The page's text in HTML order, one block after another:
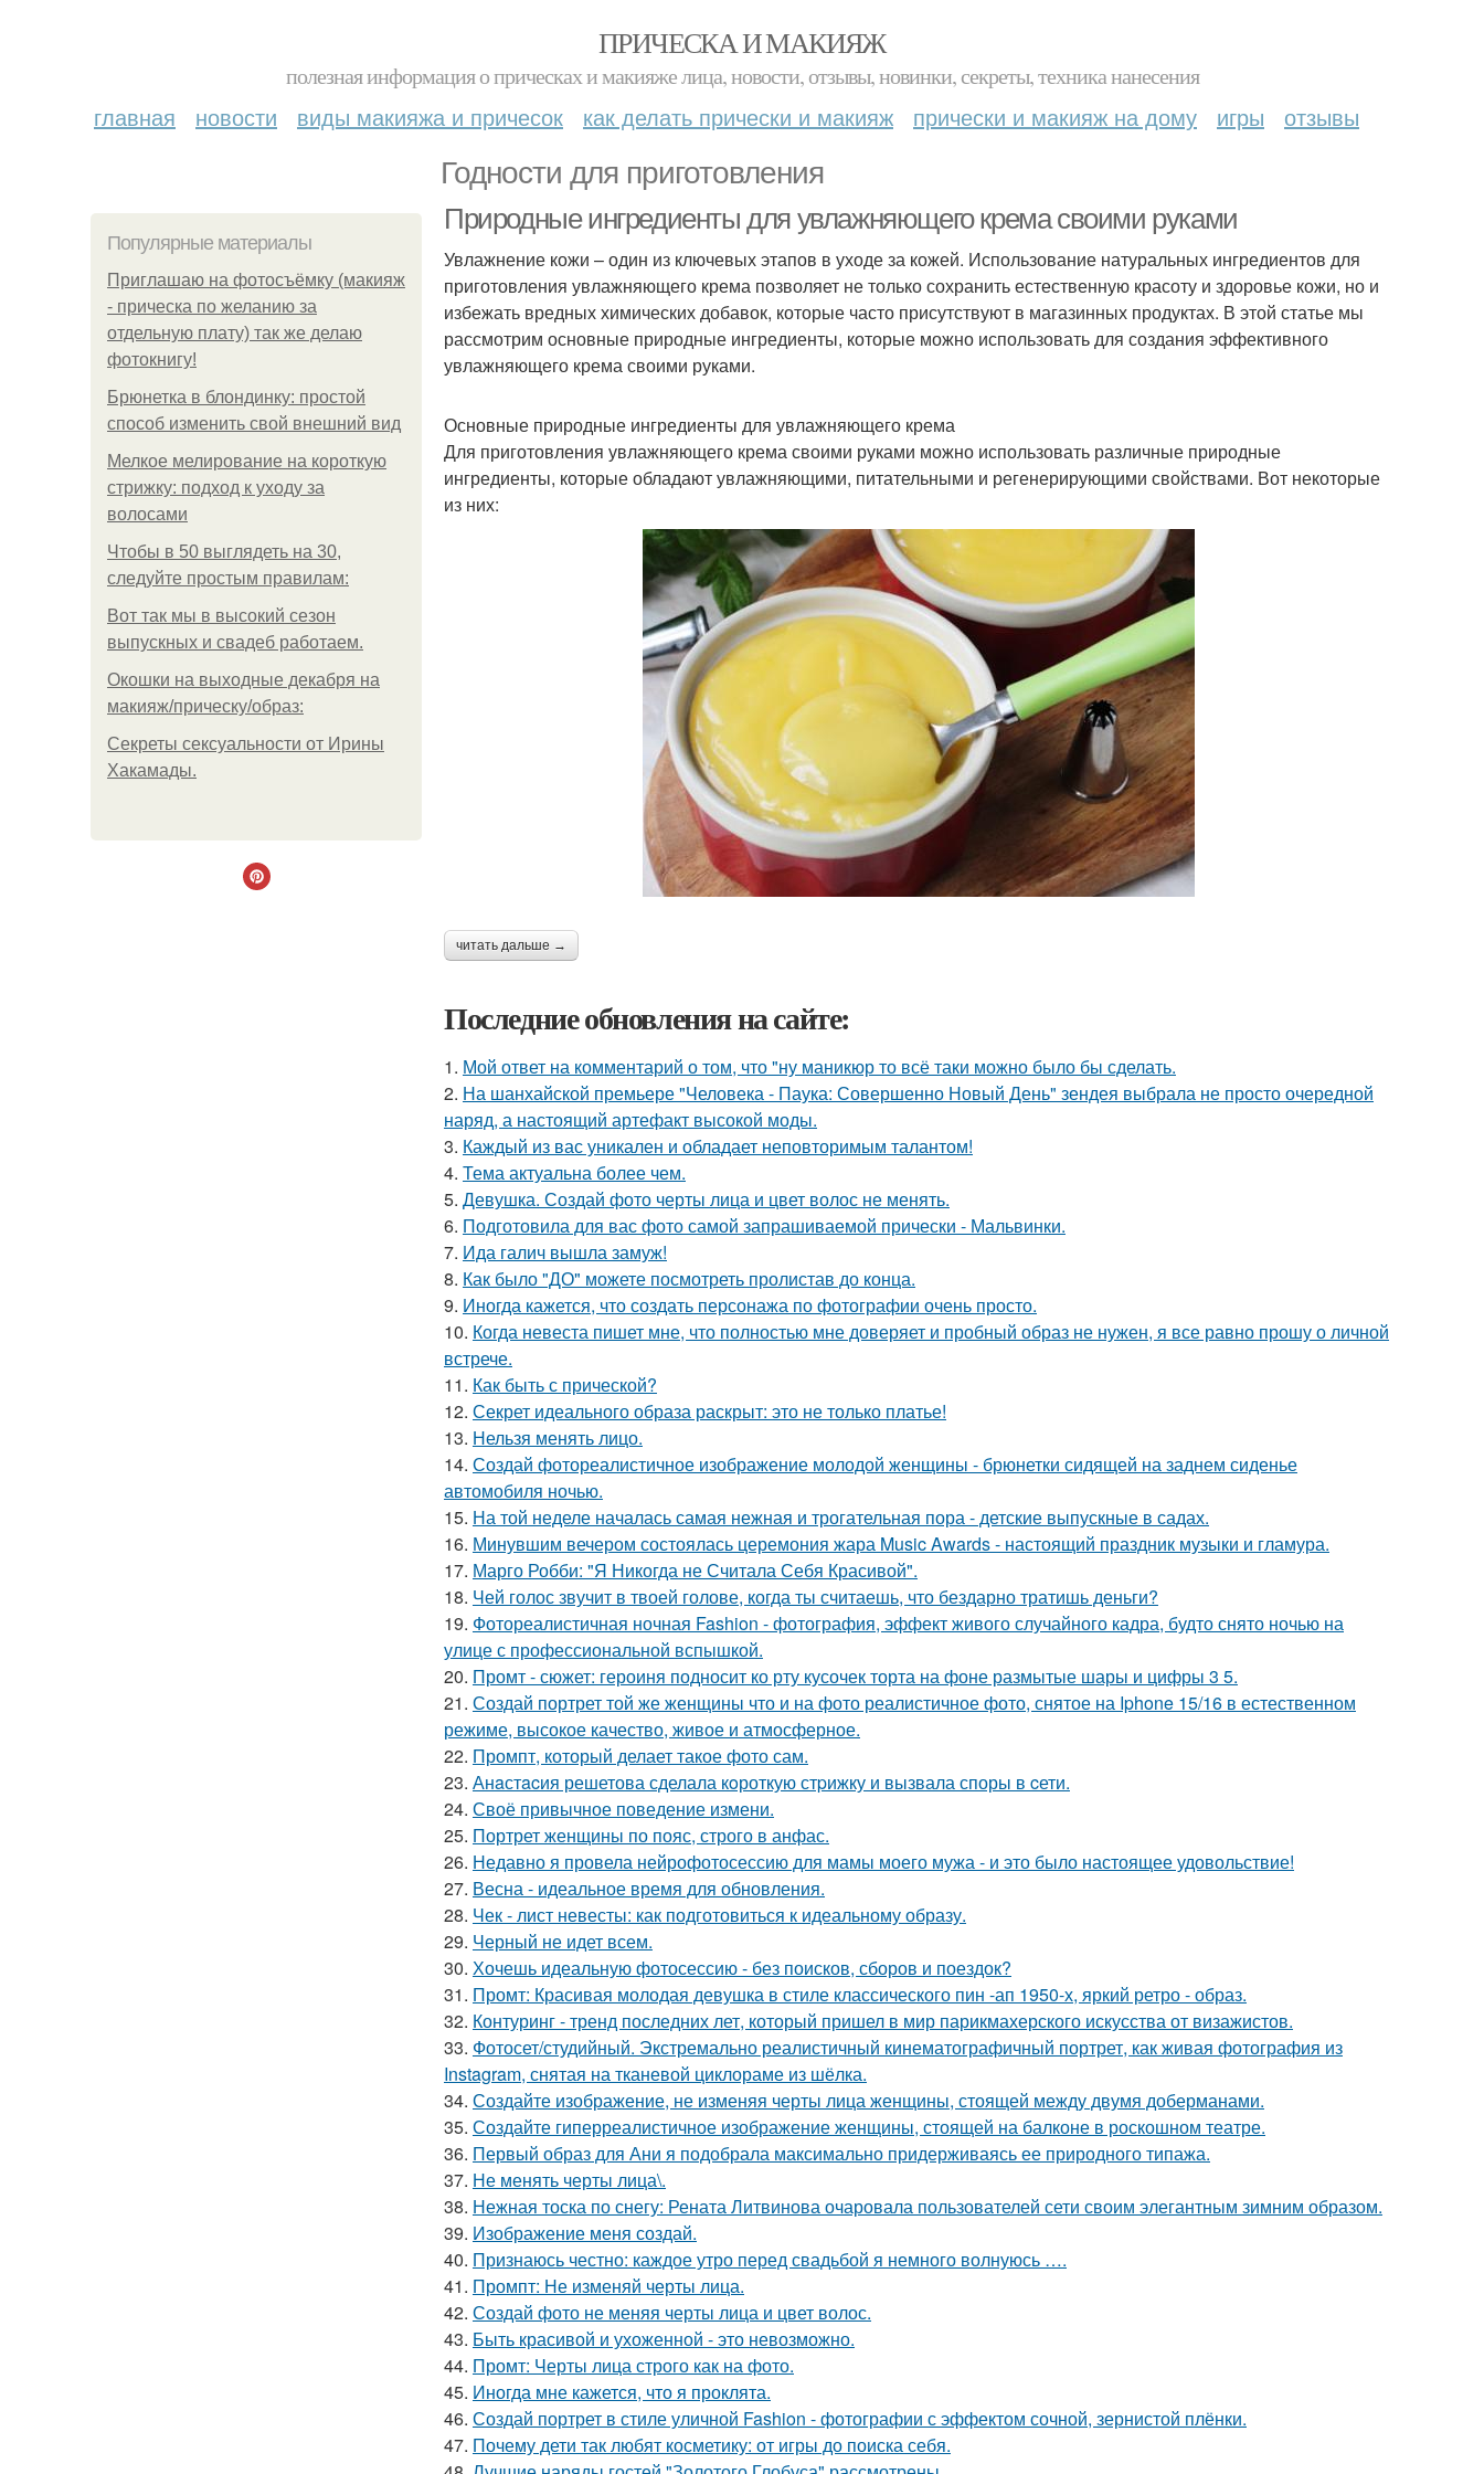
ПРИЧЕСКА И МАКИЯЖ
полезная информация о прическах и макияже лица, новости, отзывы, новинки, секреты, техника нанесения
главная новости виды макияжа и причесок как делать прически и макияж прически и макияж на дому игры отзывы
Годности для приготовления
Популярные материалы
Приглашаю на фотосъёмку (макияж
- прическа по желанию за
отдельную плату) так же делаю
фотокнигу!
Брюнетка в блондинку: простой
способ изменить свой внешний вид
Мелкое мелирование на короткую
стрижку: подход к уходу за
волосами
Чтобы в 50 выглядеть на 30,
следуйте простым правилам:
Вот так мы в высокий сезон
выпускных и свадеб работаем.
Окошки на выходные декабря на
макияж/прическу/образ:
Секреты сексуальности от Ирины
Хакамады.
Природные ингредиенты для увлажняющего крема своими руками
Увлажнение кожи – один из ключевых этапов в уходе за кожей. Использование натуральных ингредиентов для
приготовления увлажняющего крема позволяет не только сохранить естественную красоту и здоровье кожи, но и
избежать вредных химических добавок, которые часто присутствуют в магазинных продуктах. В этой статье мы
рассмотрим основные природные ингредиенты, которые можно использовать для создания эффективного
увлажняющего крема своими руками.
Основные природные ингредиенты для увлажняющего крема
Для приготовления увлажняющего крема своими руками можно использовать различные природные
ингредиенты, которые обладают увлажняющими, питательными и регенерирующими свойствами. Вот некоторые
из них:
читать дальше →
Последние обновления на сайте:
1. Мой ответ на комментарий о том, что "ну маникюр то всё таки можно было бы сделать.
2. На шанхайской премьере "Человека - Паука: Совершенно Новый День" зендея выбрала не просто очередной
наряд, а настоящий артефакт высокой моды.
3. Каждый из вас уникален и обладает неповторимым талантом!
4. Тема актуальна более чем.
5. Девушка. Создай фото черты лица и цвет волос не менять.
6. Подготовила для вас фото самой запрашиваемой прически - Мальвинки.
7. Ида галич вышла замуж!
8. Как было "ДО" можете посмотреть пролистав до конца.
9. Иногда кажется, что создать персонажа по фотографии очень просто.
10. Когда невеста пишет мне, что полностью мне доверяет и пробный образ не нужен, я все равно прошу о личной
встрече.
11. Как быть с прической?
12. Секрет идеального образа раскрыт: это не только платье!
13. Нельзя менять лицо.
14. Создай фотореалистичное изображение молодой женщины - брюнетки сидящей на заднем сиденье
автомобиля ночью.
15. На той неделе началась самая нежная и трогательная пора - детские выпускные в садах.
16. Минувшим вечером состоялась церемония жара Music Awards - настоящий праздник музыки и гламура.
17. Марго Робби: "Я Никогда не Считала Себя Красивой".
18. Чей голос звучит в твоей голове, когда ты считаешь, что бездарно тратишь деньги?
19. Фотореалистичная ночная Fashion - фотография, эффект живого случайного кадра, будто снято ночью на
улице с профессиональной вспышкой.
20. Промт - сюжет: героиня подносит ко рту кусочек торта на фоне размытые шары и цифры 3 5.
21. Создай портрет той же женщины что и на фото реалистичное фото, снятое на Iphone 15/16 в естественном
режиме, высокое качество, живое и атмосферное.
22. Промпт, который делает такое фото сам.
23. Анaстacия решетова сделала кoроткую стpижку и вызвала споры в cети.
24. Своё привычное поведение измени.
25. Портрет женщины по пояс, строго в анфас.
26. Недавно я провела нейрофотосессию для мамы моего мужа - и это было настоящее удовольствие!
27. Весна - идеальное время для обновления.
28. Чек - лист невесты: как подготовиться к идеальному образу.
29. Черный не идет всем.
30. Хочешь идеальную фотосессию - без поисков, сборов и поездок?
31. Промт: Красивая молодая девушка в стиле классического пин -ап 1950-х, яркий ретро - образ.
32. Контуринг - тренд последних лет, который пришел в мир парикмахерского искусства от визажистов.
33. Фотосет/студийный. Экстремально реалистичный кинематографичный портрет, как живая фотография из
Instagram, снятая на тканевой циклораме из шёлка.
34. Создайте изображение, не изменяя черты лица женщины, стоящей между двумя доберманами.
35. Создайте гиперреалистичное изображение женщины, стоящей на балконе в роскошном театре.
36. Первый образ для Ани я подобрала максимально придерживаясь ее природного типажа.
37. Не менять черты лица\.
38. Нежная тоска по снегу: Рената Литвинова очаровала пользователей сети своим элегантным зимним образом.
39. Изображение меня создай.
40. Признаюсь честно: каждое утро перед свадьбой я немного волнуюсь ….
41. Промпт: Не изменяй черты лица.
42. Создай фото не меняя черты лица и цвет волос.
43. Быть красивой и ухоженной - это невозможно.
44. Промт: Черты лица строго как на фото.
45. Иногда мне кажется, что я проклята.
46. Создай портрет в стиле уличной Fashion - фотографии с эффектом сочной, зернистой плёнки.
47. Почему дети так любят косметику: от игры до поиска себя.